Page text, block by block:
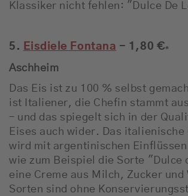
Klassiker nicht fehlen: "Dulce De
5. Eisdiele Fontana - 1,80 €*
Aschheim
Das Eis ist zu 100 % selbst
ist Italiener, die Chefin stammt
– und das spiegelt sich in der
Eises auch wider. Das italienische
wird mit argentinischen
wie zum Beispiel die Sorte "Dulce
eine Creme aus Milch, Zucker und
Sorten sind ohne